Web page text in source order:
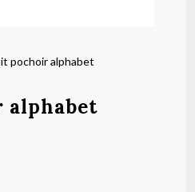
pochoir alphabet
alphabet